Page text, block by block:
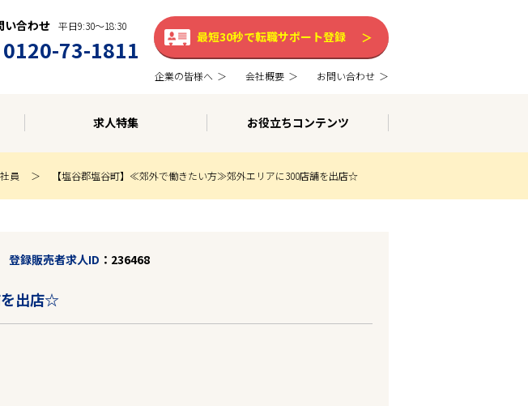
い合わせ 平日9:30〜18:30
0120-73-1811 最短30秒で転職サポート登録
企業の皆様へ 会社概要 お問い合わせ
求人特集 お役立ちコンテンツ
員 【塩谷郡塩谷町】≪郊外で働きたい方≫郊外エリアに300店舗を出店☆
登録販売者求人ID 236468
を出店☆